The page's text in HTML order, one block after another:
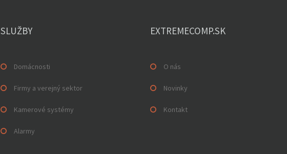
SLUŽBY
Domácnosti
Firmy a verejný sektor
Kamerové systémy
Alarmy
EXTREMECOMP.SK
O nás
Novinky
Kontakt